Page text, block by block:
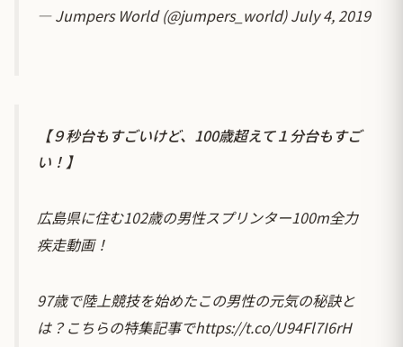
— Jumpers World (@jumpers_world)July 4, 2019
【９秒台もすごいけど、100歳超えて１分台もすご
い！】
広島県に住む102歳の男性スプリンター100m全力
疾走動画！
97歳で陸上競技を始めたこの男性の元気の秘訣と
は？こちらの特集記事でhttps://t.co/U94Fl7I6rH